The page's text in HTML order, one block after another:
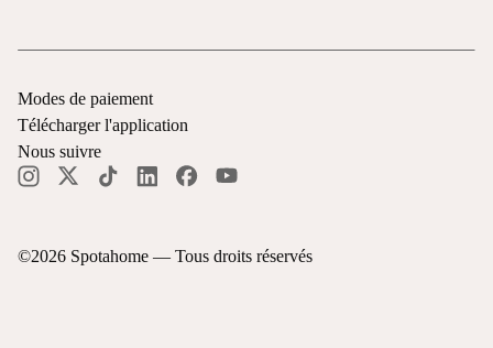
©2026 Spotahome — Tous droits réservés
Modes de paiement
Télécharger l'application
Nous suivre